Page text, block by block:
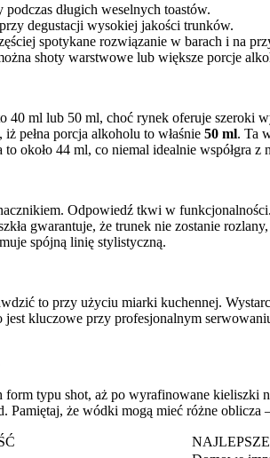
długich weselnych toastów.
degustacji wysokiej jakości trunków.
spotykane rozwiązanie w barach i na
shoty warstwowe lub większe porcje
40 ml lub 50 ml, choć rynek oferuje
pełna porcja alkoholu to właśnie 50 ml. Ta
około 44 ml, co niemal idealnie współgra
Odpowiedź tkwi w
gwarantuje, że trunek nie zostanie
spójną linię stylistyczną.
to przy użyciu miarki kuchennej.
jest kluczowe przy profesjonalnym
typu shot, aż po wyrafinowane kieliszki
że wódki mogą mieć różne oblicza